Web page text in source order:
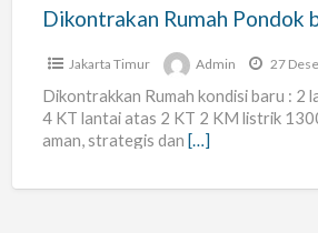
Dikontrakan Rumah Pondok
Jakarta Timur Admin 27
Dikontrakkan Rumah kondisi baru : 2
4 KT lantai atas 2 KT 2 KM listrik
aman, strategis dan […]